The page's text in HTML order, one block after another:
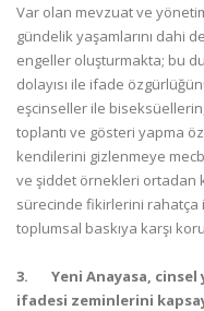
Var olan mevzuat ve
gündelik yaşamlarını dahi
engeller oluşturmakta; bu
dolayısı ile ifade
eşcinseller ile
toplantı ve gösteri yapma
kendilerini gizlenmeye
ve şiddet örnekleri ortadan
sürecinde fikirlerini
toplumsal baskıya karşı
3. Yeni Anayasa,
ifadesi zeminlerini